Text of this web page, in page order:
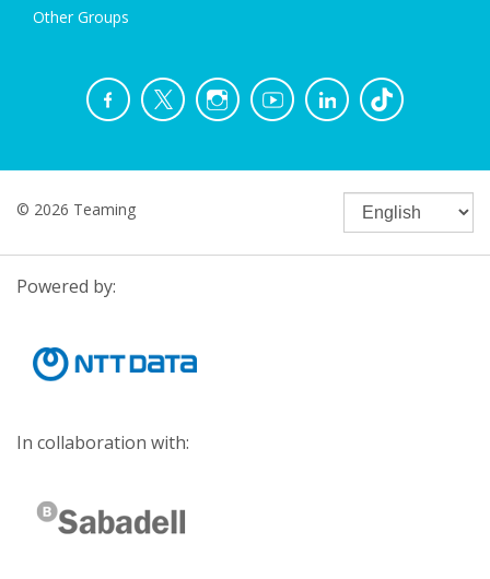
Other Groups
© 2026 Teaming
Powered by:
In collaboration with: